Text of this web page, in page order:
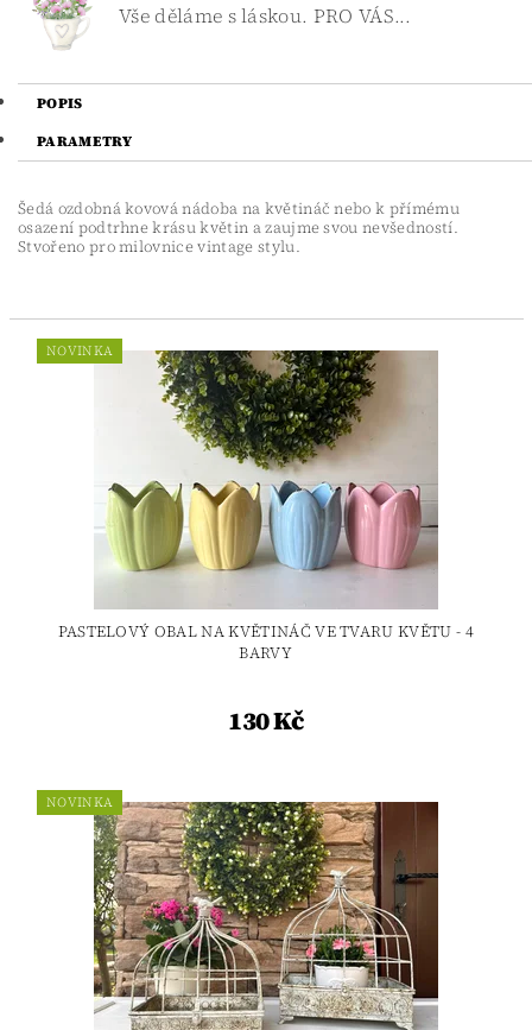
Vše děláme s láskou. PRO VÁS...
POPIS
PARAMETRY
Šedá ozdobná kovová nádoba na květináč nebo k přímému
osazení podtrhne krásu květin a zaujme svou nevšedností.
Stvořeno pro milovnice vintage stylu.
NOVINKA
PASTELOVÝ OBAL NA KVĚTINÁČ VE TVARU KVĚTU - 4
BARVY
130 Kč
NOVINKA